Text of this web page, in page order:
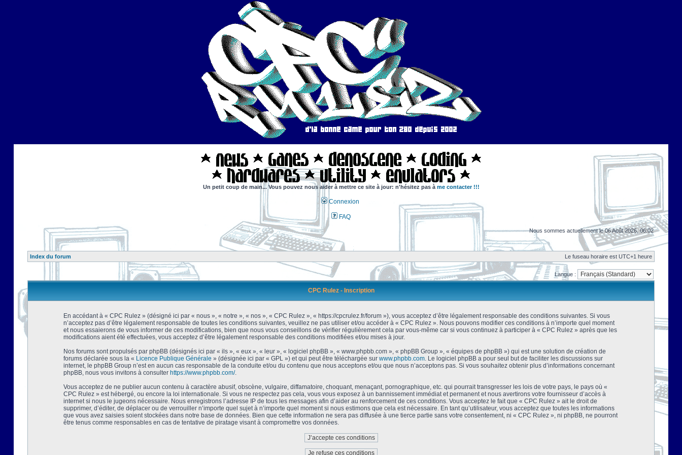
Un petit coup de main... Vous pouvez nous aider à mettre ce site à jour: n'hésitez pas à me contacter !!!
Connexion
FAQ
Nous sommes actuellement le 06 Août 2026, 06:02
Index du forum Le fuseau horaire est UTC+1 heure
Langue :
CPC Rulez - Inscription
En accédant à « CPC Rulez » (désigné ici par « nous », « notre », « nos », « CPC Rulez », « https://cpcrulez.fr/forum »), vous acceptez d’être légalement responsable des conditions suivantes. Si vous
n’acceptez pas d’être légalement responsable de toutes les conditions suivantes, veuillez ne pas utiliser et/ou accéder à « CPC Rulez ». Nous pouvons modifier ces conditions à n’importe quel moment
et nous essaierons de vous informer de ces modifications, bien que nous vous conseillons de vérifier régulièrement cela par vous-même car si vous continuez à participer à « CPC Rulez » après que les
modifications aient été effectuées, vous acceptez d’être légalement responsable des conditions modifiées et/ou mises à jour.
Nos forums sont propulsés par phpBB (désignés ici par « ils », « eux », « leur », « logiciel phpBB », « www.phpbb.com », « phpBB Group », « équipes de phpBB ») qui est une solution de création de
forums déclarée sous la « Licence Publique Générale » (désignée ici par « GPL ») et qui peut être téléchargée sur www.phpbb.com. Le logiciel phpBB a pour seul but de faciliter les discussions sur
internet, le phpBB Group n’est en aucun cas responsable de la conduite et/ou du contenu que nous acceptons et/ou que nous n’acceptons pas. Si vous souhaitez obtenir plus d’informations concernant
phpBB, nous vous invitons à consulter https://www.phpbb.com/.
Vous acceptez de ne publier aucun contenu à caractère abusif, obscène, vulgaire, diffamatoire, choquant, menaçant, pornographique, etc. qui pourrait transgresser les lois de votre pays, le pays où «
CPC Rulez » est hébergé, ou encore la loi internationale. Si vous ne respectez pas cela, vous vous exposez à un bannissement immédiat et permanent et nous avertirons votre fournisseur d’accès à
internet si nous le jugeons nécessaire. Nous enregistrons l’adresse IP de tous les messages afin d’aider au renforcement de ces conditions. Vous acceptez le fait que « CPC Rulez » ait le droit de
supprimer, d’éditer, de déplacer ou de verrouiller n’importe quel sujet à n’importe quel moment si nous estimons que cela est nécessaire. En tant qu’utilisateur, vous acceptez que toutes les informations
que vous avez saisies soient stockées dans notre base de données. Bien que cette information ne sera pas diffusée à une tierce partie sans votre consentement, ni « CPC Rulez », ni phpBB, ne pourront
être tenus comme responsables en cas de tentative de piratage visant à compromettre vos données.